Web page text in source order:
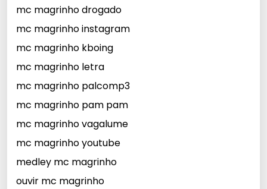
mc magrinho drogado
mc magrinho instagram
mc magrinho kboing
mc magrinho letra
mc magrinho palcomp3
mc magrinho pam pam
mc magrinho vagalume
mc magrinho youtube
medley mc magrinho
ouvir mc magrinho